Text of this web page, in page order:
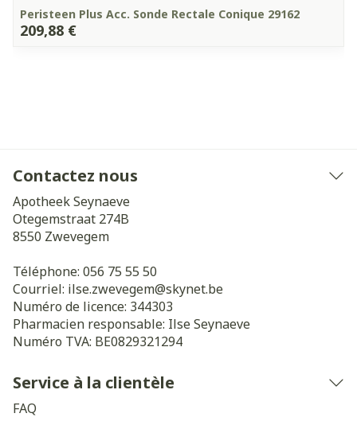
Peristeen Plus Acc. Sonde Rectale Conique 29162
209,88 €
Contactez nous
Apotheek Seynaeve
Otegemstraat 274B
8550 Zwevegem
Téléphone: 056 75 55 50
Courriel: ilse.zwevegem@skynet.be
Numéro de licence: 344303
Pharmacien responsable: Ilse Seynaeve
Numéro TVA: BE0829321294
Service à la clientèle
FAQ